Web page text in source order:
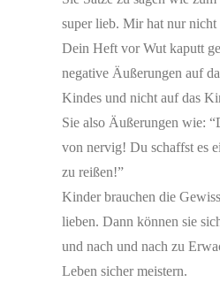
super lieb. Mir hat nur nicht
Dein Heft vor Wut kaputt
negative Äußerungen auf
Kindes und nicht auf das
Sie also Äußerungen wie:
von nervig! Du schaffst es
zu reißen!”
Kinder brauchen die
lieben. Dann können sie
und nach und nach zu
Leben sicher meistern.